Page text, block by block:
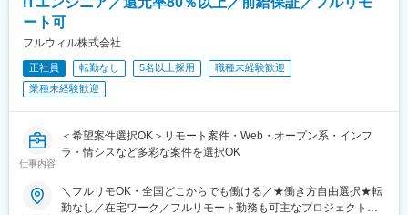
ート可
フルウィル株式会社
正社員 転勤なし 5名以上採用
職種未経験歓迎
業種未経験歓迎
仕事内容
＜希望案件選択OK＞リモート案件・Web・オープン系・インフ
ラ・情シスなど多彩な案件を選択OK
＼フルリモOK・全国どこからでも働ける／★働き方自由選択★転
勤なし／在宅ワーク／フルリモート勤務も可主なプロジェクト先